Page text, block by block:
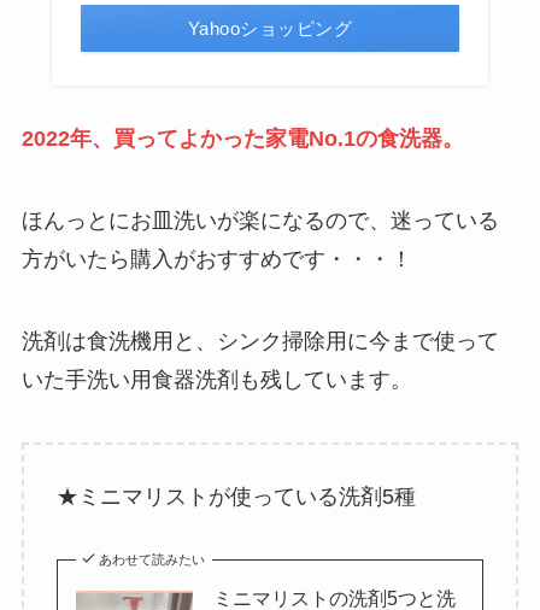
Yahooショッピング
2022年、買ってよかった家電No.1の食洗器。
ほんっとにお皿洗いが楽になるので、迷っている
方がいたら購入がおすすめです・・・！
洗剤は食洗機用と、シンク掃除用に今まで使って
いた手洗い用食器洗剤も残しています。
★ミニマリストが使っている洗剤5種
あわせて読みたい
ミニマリストの洗剤5つと洗